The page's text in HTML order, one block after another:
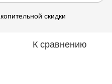
скидки
К сравнению